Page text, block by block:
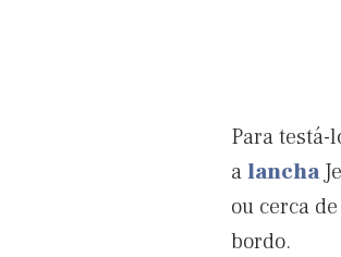
Para testá-
alancha
ou cerca
bordo.